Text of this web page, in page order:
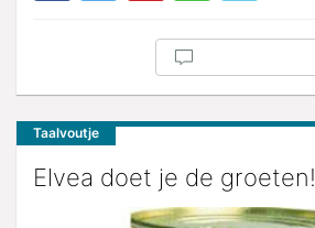
Taalvoutje
Elvea doet je de groeten!